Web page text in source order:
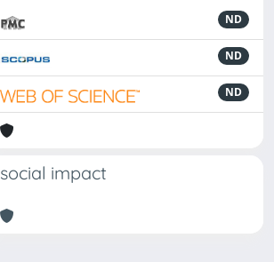
ND
ND
ND
social impact